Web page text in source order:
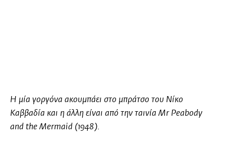
Η μία γοργόνα ακουμπάει στο μπράτσο του Νίκο
Καββαδία και η άλλη είναι από την ταινίαMr Peabody
and the Mermaid (1948).